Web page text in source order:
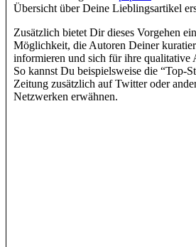
Übersicht über Deine Lieblingsartikel
Zusätzlich bietet Dir dieses Vorgehen
Möglichkeit, die Autoren Deiner
informieren und sich für ihre qualitative
So kannst Du beispielsweise die “Top-
Zeitung zusätzlich auf Twitter oder
Netzwerken erwähnen.